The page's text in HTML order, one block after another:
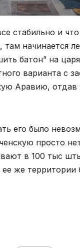
стабильно и
начинается
батон” на
варианта с
Аравию,
его было
просто
в 100 тыс
же